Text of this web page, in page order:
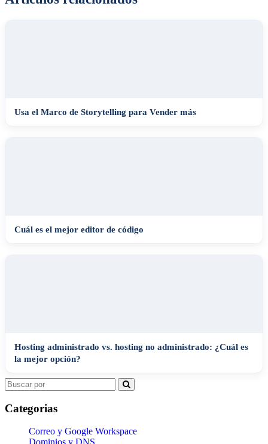
Usa el Marco de Storytelling para Vender más
Cuál es el mejor editor de código
Hosting administrado vs. hosting no administrado: ¿Cuál es
la mejor opción?
Search
for:
Categorias
Correo y Google Workspace